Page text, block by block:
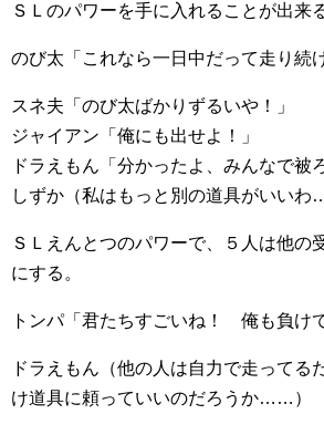
ＳＬのパワーを手に入れることが出来る
のび太「これなら一日中だって走り続
スネ夫「のび太ばかりずるいや！」
ジャイアン「俺にも出せよ！」
ドラえもん「分かったよ、みんなで被
しずか（私はもっと別の道具がいいわ
ＳＬえんとつのパワーで、５人は他の
にする。
トンパ「君たちすごいね！ 俺も負け
ドラえもん（他の人は自力で走ってる
け道具に頼っていいのだろうか……）